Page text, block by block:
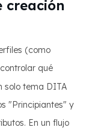
creación
(como
qué
solo tema DITA
"Principiantes" y
En un flujo